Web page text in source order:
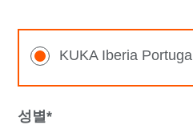
KUKA Iberia Portugal
성별